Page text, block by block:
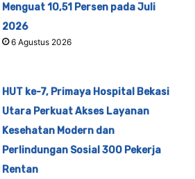
Menguat 10,51 Persen pada Juli
2026
6 Agustus 2026
HUT ke-7, Primaya Hospital Bekasi
Utara Perkuat Akses Layanan
Kesehatan Modern dan
Perlindungan Sosial 300 Pekerja
Rentan